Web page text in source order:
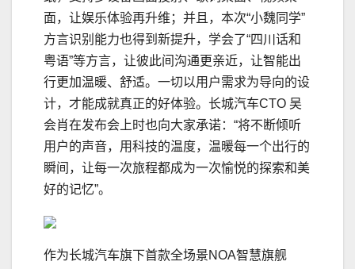
面，让娱乐体验再升维；并且，本次“小魏同学”
方言识别能力也得到新提升，学会了“四川话和
粤语”等方言，让彼此间沟通更亲近，让智能出
行更加温暖、舒适。一切以用户需求为导向的设
计，才能成就真正的好体验。长城汽车CTO 吴
会肖在发布会上时也向大家承诺：“将不断倾听
用户的声音，用科技的温度，温暖每一个出行的
瞬间，让每一次旅程都成为一次愉悦的探索和美
好的记忆”。
作为长城汽车旗下首款全场景NOA智慧旗舰